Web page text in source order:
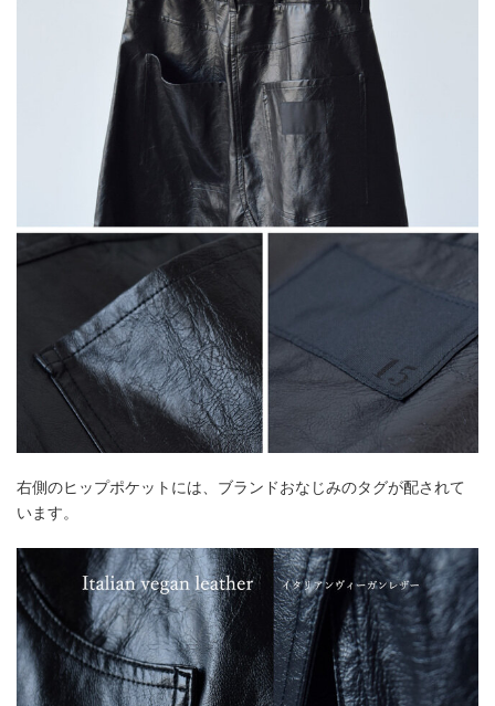
右側のヒップポケットには、ブランドおなじみのタグが配されて
います。